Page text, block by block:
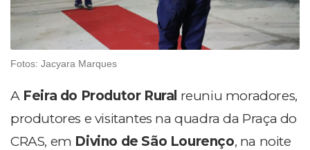
Fotos: Jacyara Marques
A Feira do Produtor Rural reuniu moradores,
produtores e visitantes na quadra da Praça do
CRAS, em Divino de São Lourenço, na noite